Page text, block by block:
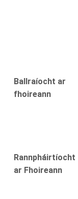
Ballraíocht ar
fhoireann
Rannpháirtíocht
ar Fhoireann